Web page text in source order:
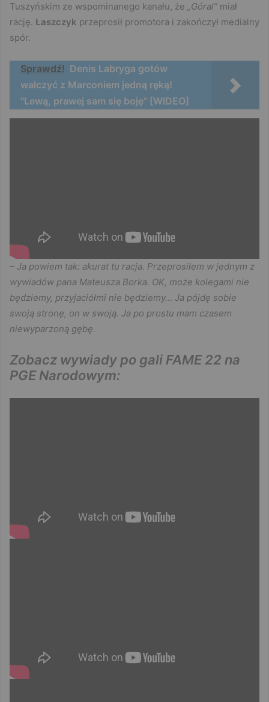
Tuszyńskim ze wspominanego kanału, że „Góral” miał
rację. Łaszczyk przeprosił promotora i zakończył medialny
spór.
Sprawdź! Denis Labryga gotów
walczyć z Marconiem jedną ręką!
"Lewą, prawej sam się boję" [WIDEO]
– Ja powiem tak: akurat tu racja. Przeprosiłem w jednym z
wywiadów pana Mateusza Borka. OK, może kolegami nie
będziemy, przyjaciółmi nie będziemy… Ja pójdę sobie
swoją stronę, on w swoją. Ja po prostu mam czasem
niewyparzoną gębę.
Zobacz wywiady po gali FAME 22 na
PGE Narodowym: